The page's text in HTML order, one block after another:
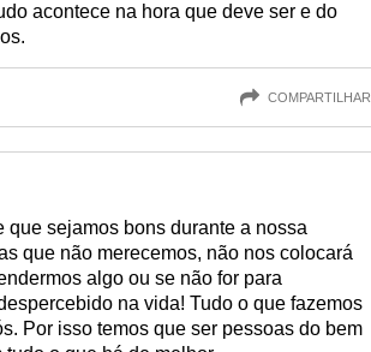
acontece na hora que deve ser e do
COMPARTILHAR
sejamos bons durante a nossa
que não merecemos, não nos colocará
algo ou se não for para
na vida! Tudo o que fazemos
Por isso temos que ser pessoas do bem